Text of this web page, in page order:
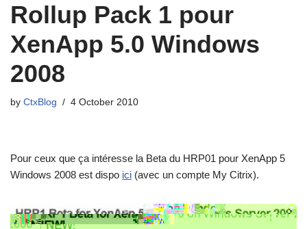
Rollup Pack 1 pour
XenApp 5.0 Windows
2008
by CtxBlog 4 October 2010
Pour ceux que ça intéresse la Beta du HRP01 pour XenApp 5
Windows 2008 est dispo ici (avec un compte My Citrix).